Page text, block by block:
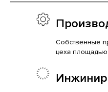
Собственные
цеха